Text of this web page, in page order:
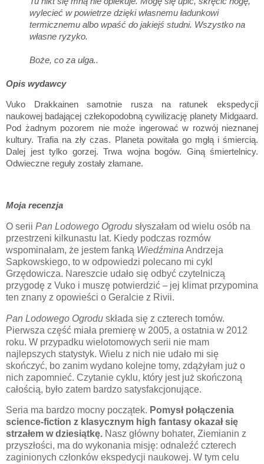
wylecieć w powietrze dzięki własnemu ładunkowi
termicznemu albo wpaść do jakiejś studni. Wszystko na
własne ryzyko.
Boże, co za ulga..
Opis wydawcy
Vuko Drakkainen samotnie rusza na ratunek ekspedycji
naukowej badającej człekopodobną cywilizację planety Midgaard.
Pod żadnym pozorem nie może ingerować w rozwój nieznanej
kultury. Trafia na zły czas. Planeta powitała go mgłą i śmiercią.
Dalej jest tylko gorzej. Trwa wojna bogów. Giną śmiertelnicy.
Odwieczne reguły zostały złamane.
Moja recenzja
O serii Pan Lodowego Ogrodu słyszałam od wielu osób na
przestrzeni kilkunastu lat. Kiedy podczas rozmów
wspominałam, że jestem fanką Wiedźmina Andrzeja
Sapkowskiego, to w odpowiedzi polecano mi cykl
Grzędowicza. Nareszcie udało się odbyć czytelniczą
przygodę z Vuko i muszę potwierdzić –jej klimat przypomina
ten znany z opowieści o Geralcie z Rivii.
Pan Lodowego Ogrodu składa się z czterech tomów.
Pierwsza część miała premierę w 2005, a ostatnia w 2012
roku. W przypadku wielotomowych serii nie mam
najlepszych statystyk. Wielu z nich nie udało mi się
skończyć, bo zanim wydano kolejne tomy, zdążyłam już o
nich zapomnieć. Czytanie cyklu, który jest już skończoną
całością, było zatem bardzo satysfakcjonujące.
Seria ma bardzo mocny początek. Pomysł połączenia
science-fiction z klasycznym high fantasy okazał się
strzałem w dziesiątkę. Nasz główny bohater, Ziemianin z
przyszłości, ma do wykonania misję: odnaleźć czterech
zaginionych członków ekspedycji naukowej. W tym celu